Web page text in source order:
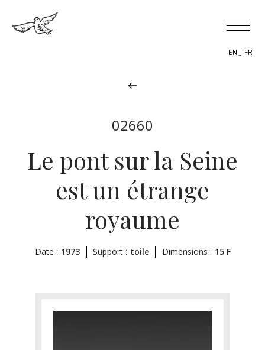
BIOGRAPHIE
THÈMES
L’OEUVRE
EXPOSITIONS
ACTUALITÉS
EN FR
02660
Le pont sur la Seine
est un étrange
royaume
Date : 1973 Support : toile Dimensions : 15 F